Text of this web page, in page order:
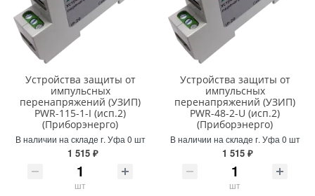
Устройства защиты от
импульсных
перенапряжений (УЗИП)
PWR-115-1-I (исп.2)
(Приборэнерго)
В наличии на складе г. Уфа 0 шт
1 515 ₽
шт
Устройства защиты от
импульсных
перенапряжений (УЗИП)
PWR-48-2-U (исп.2)
(Приборэнерго)
В наличии на складе г. Уфа 0 шт
1 515 ₽
шт